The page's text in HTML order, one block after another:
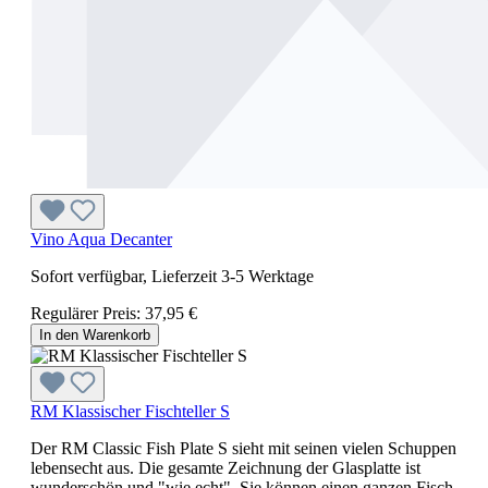
Vino Aqua Decanter
Sofort verfügbar, Lieferzeit 3-5 Werktage
Regulärer Preis: 37,95 €
In den Warenkorb
RM Klassischer Fischteller S
Der RM Classic Fish Plate S sieht mit seinen vielen Schuppen
lebensecht aus. Die gesamte Zeichnung der Glasplatte ist